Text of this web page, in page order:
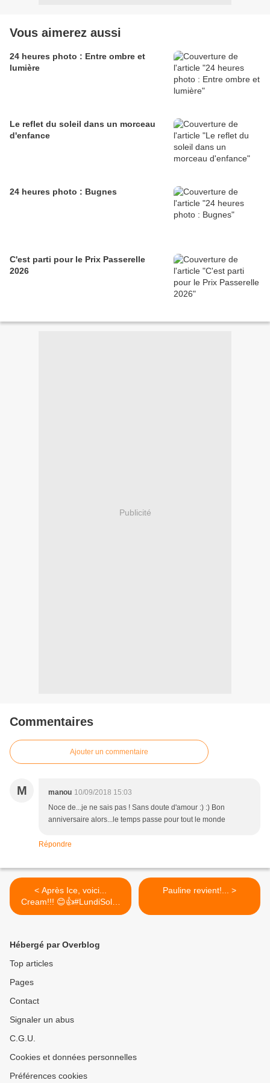
Vous aimerez aussi
24 heures photo : Entre ombre et
lumière
Le reflet du soleil dans un morceau
d'enfance
24 heures photo : Bugnes
C'est parti pour le Prix Passerelle
2026
Publicité
Commentaires
Ajouter un commentaire
M manou 10/09/2018 15:03
Noce de...je ne sais pas ! Sans doute d'amour :) :) Bon
anniversaire alors...le temps passe pour tout le monde
Répondre
< Après Ice, voici...
Cream!!! 😊👍#LundiSoleil
#SunnyMonday
Pauline revient!... >
Hébergé par Overblog
Top articles
Pages
Contact
Signaler un abus
C.G.U.
Cookies et données personnelles
Préférences cookies